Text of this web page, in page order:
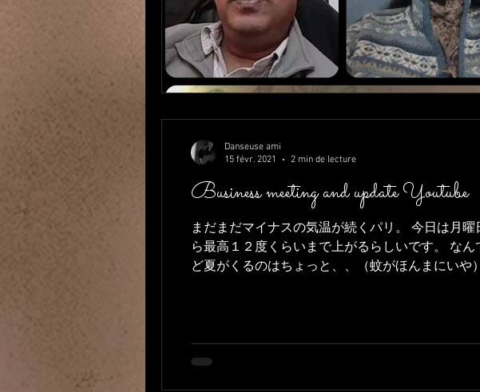
Business meeting and update Youtube
まだまだマイナスの気温が続くパリ。 今日は月
ら最高１２度くらいまで上がるらしいです。 な
ど夏がくるのはちょっと、、（蚊がほんまにいや
Danseuse ami
15 févr. 2021
2 min de lecture